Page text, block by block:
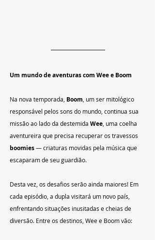
Um mundo de aventuras com Wee e Boom
Na nova temporada, Boom , um ser mitológico
responsável pelos sons do mundo, continua sua
missão ao lado da destemida Wee , uma coelha
aventureira que precisa recuperar os travessos
boomies — criaturas movidas pela música que
escaparam de seu guardião.
Desta vez, os desafios serão ainda maiores! Em
cada episódio, a dupla visitará um novo país,
enfrentando situações inusitadas e cheias de
diversão. Entre os destinos, Wee e Boom vão: